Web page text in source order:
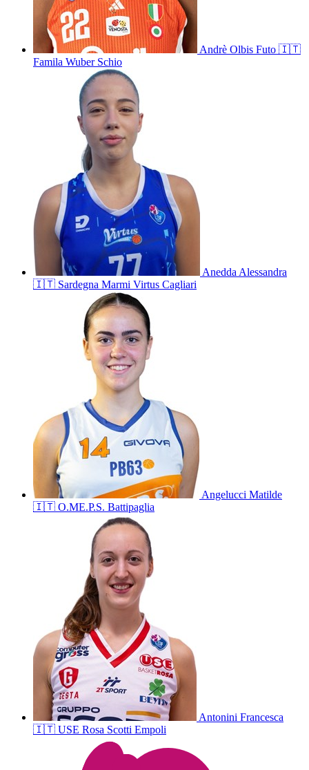
Andrè Olbis Futo 🇮🇹
Famila Wuber Schio
AneddaAlessandra
🇮🇹 Sardegna Marmi Virtus Cagliari
Angelucci Matilde
🇮🇹 O.ME.P.S. Battipaglia
Antonini Francesca
🇮🇹 USE Rosa Scotti Empoli